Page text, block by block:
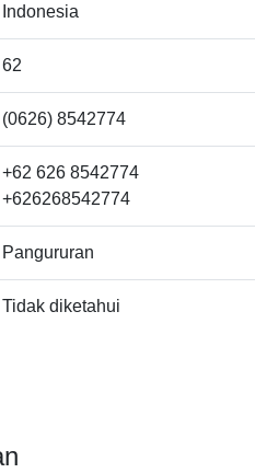
Indonesia
62
(0626) 8542774
+62 626 8542774
+626268542774
Pangururan
Tidak diketahui